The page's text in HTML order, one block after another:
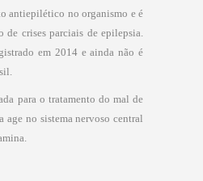
antiepilético no organismo e é
de crises parciais de epilepsia.
em 2014 e ainda não é
para o tratamento do mal de
age no sistema nervoso central